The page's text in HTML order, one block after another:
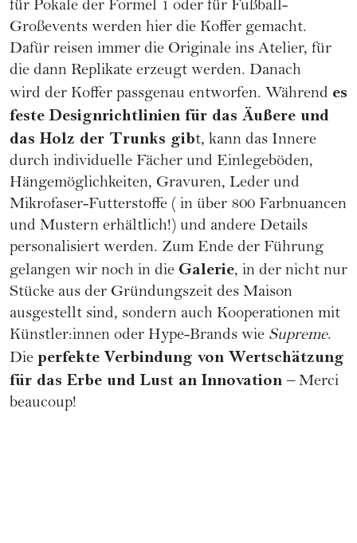
für Pokale der Formel 1 oder für Fußball-
Großevents werden hier die Koffer gemacht.
Dafür reisen immer die Originale ins Atelier, für
die dann Replikate erzeugt werden. Danach
wird der Koffer passgenau entworfen. Während es
feste Designrichtlinien für das Äußere und
das Holz der Trunks gibt, kann das Innere
durch individuelle Fächer und Einlegeböden,
Hängemöglichkeiten, Gravuren, Leder und
Mikrofaser-Futterstoffe ( in über 800 Farbnuancen
und Mustern erhältlich!) und andere Details
personalisiert werden. Zum Ende der Führung
gelangen wir noch in die Galerie, in der nicht nur
Stücke aus der Gründungszeit des Maison
ausgestellt sind, sondern auch Kooperationen mit
Künstler:innen oder Hype-Brands wie Supreme.
Die perfekte Verbindung von Wertschätzung
für das Erbe und Lust an Innovation– Merci
beaucoup!